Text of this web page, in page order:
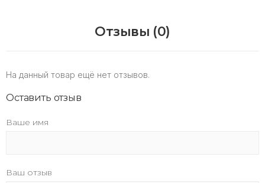
Отзывы (0)
На данный товар ещё нет отзывов.
Оставить отзыв
Ваше имя
Ваш отзыв